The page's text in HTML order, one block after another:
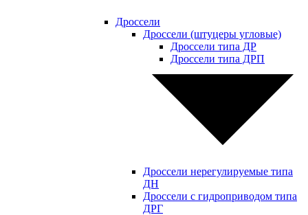
Дроссели
Дроссели (штуцеры угловые)
Дроссели типа ДР
Дроссели типа ДРП
Дроссели нерегулируемые типа
ДН
Дроссели с гидроприводом типа
ДРГ